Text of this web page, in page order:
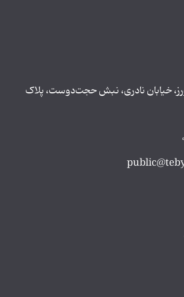
خیابان نادری، نبش حجت‌دوست، پلاک